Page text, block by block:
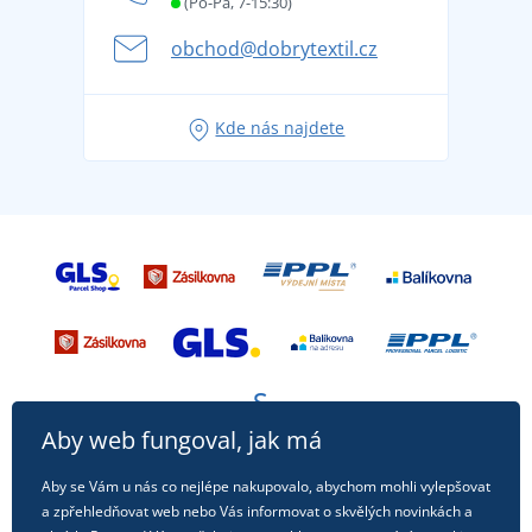
se na dovolenou bez starostí
Tipy na svěží outfity pro pohodové léto
obchod@dobrytextil.cz
Kde nás najdete
Aby web fungoval, jak má
Aby se Vám u nás co nejlépe nakupovalo, abychom mohli vylepšovat
a zpřehledňovat web nebo Vás informovat o skvělých novinkách a